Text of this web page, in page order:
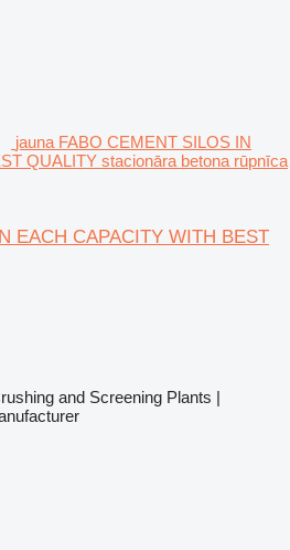
jauna FABO CEMENT SILOS IN
QUALITY stacionāra betona rūpnīca
EACH CAPACITY WITH BEST
and Screening Plants |